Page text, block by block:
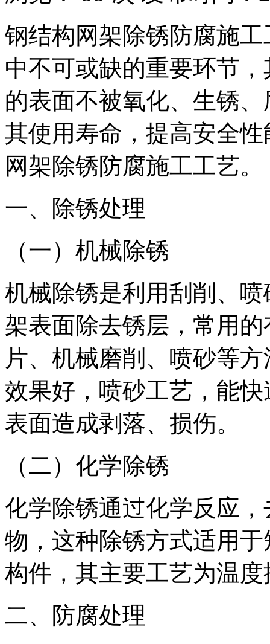
钢结构网架除锈防腐施
中不可或缺的重要环节
的表面不被氧化、生锈
其使用寿命，提高安全
网架除锈防腐施工工艺。
一、除锈处理
（一）机械除锈
机械除锈是利用刮削、
架表面除去锈层，常用
片、机械磨削、喷砂等
效果好，喷砂工艺，能
表面造成剥落、损伤。
（二）化学除锈
化学除锈通过化学反应
物，这种除锈方式适用
构件，其主要工艺为温
二、防腐处理